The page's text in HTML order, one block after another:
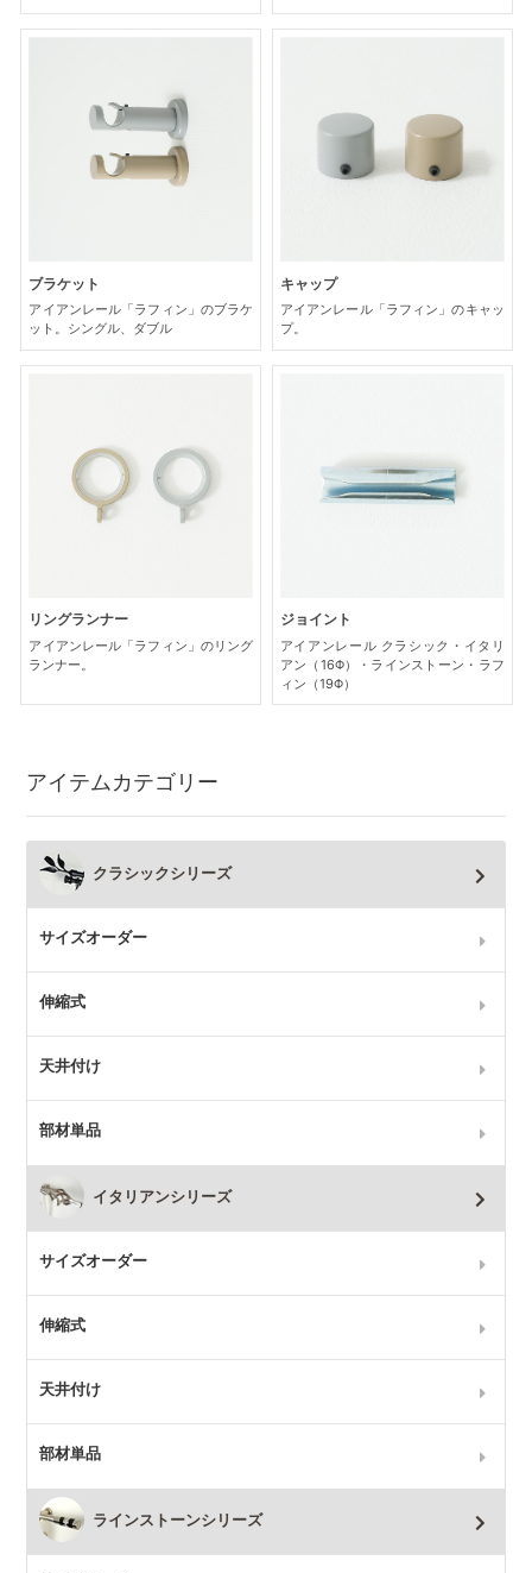
ブラケット
アイアンレール「ラフィン」のブラケ
ット。シングル、ダブル
キャップ
アイアンレール「ラフィン」のキャッ
プ。
リングランナー
アイアンレール「ラフィン」のリング
ランナー。
ジョイント
アイアンレール クラシック・イタリ
アン（16Φ）・ラインストーン・ラフ
ィン（19Φ）
アイテムカテゴリー
クラシックシリーズ
サイズオーダー
伸縮式
天井付け
部材単品
イタリアンシリーズ
サイズオーダー
伸縮式
天井付け
部材単品
ラインストーンシリーズ